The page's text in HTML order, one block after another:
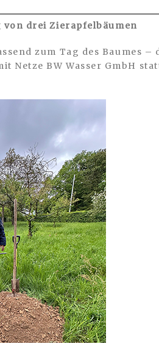
drei Zierapfelbäumen
zum Tag des Baumes
Netze BW Wasser GmbH